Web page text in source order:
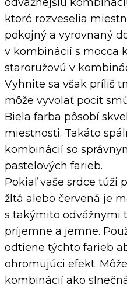
ktoré rozveselia
pokojný a vyrovnaný
v kombinácií s mocca
staroružovú v
Vyhnite sa však príliš
môže vyvolať pocit
Biela farba pôsobí
miestnosti. Takáto
kombinácií so
pastelových farieb.
Pokiaľ vaše srdce túži
žltá alebo červená je
s takýmito odvážnymi
príjemne a jemne.
odtiene týchto farieb
ohromujúci efekt.
kombinácií ako